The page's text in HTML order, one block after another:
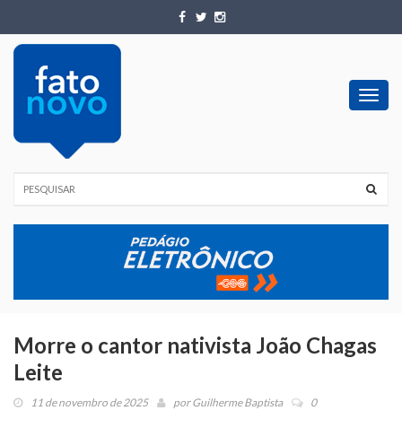
Morre o cantor nativista João Chagas
Leite
11 de novembro de 2025 porGuilherme Baptista 0